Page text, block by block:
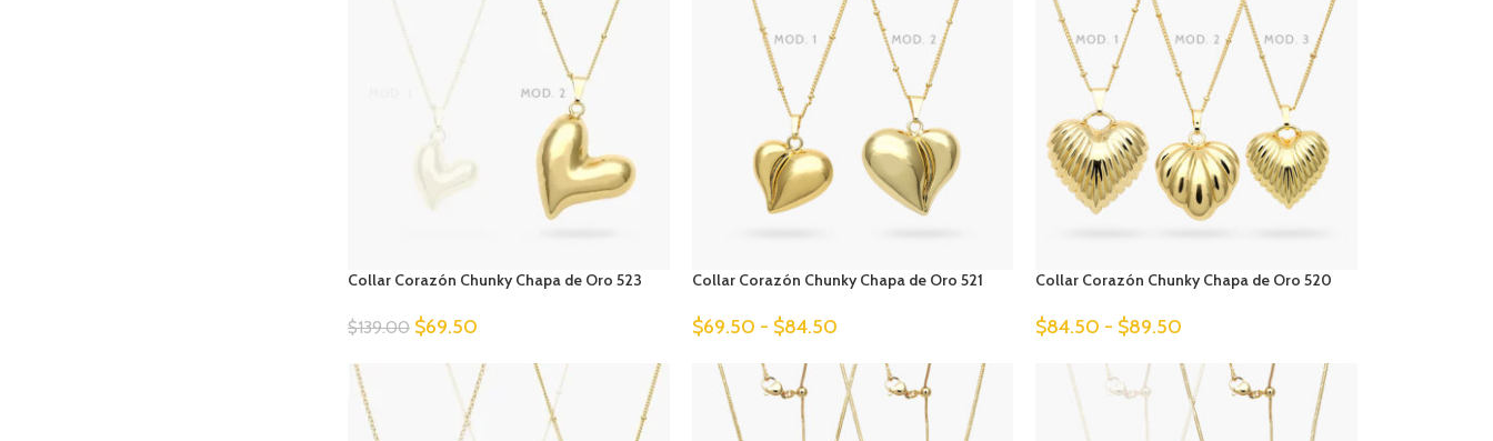
Collar Corazón Chunky Chapa de Oro 523
$139.00 $69.50
Collar Corazón Chunky Chapa de Oro 521
$69.50 - $84.50
Collar Corazón Chunky Chapa de Oro 520
$84.50 - $89.50